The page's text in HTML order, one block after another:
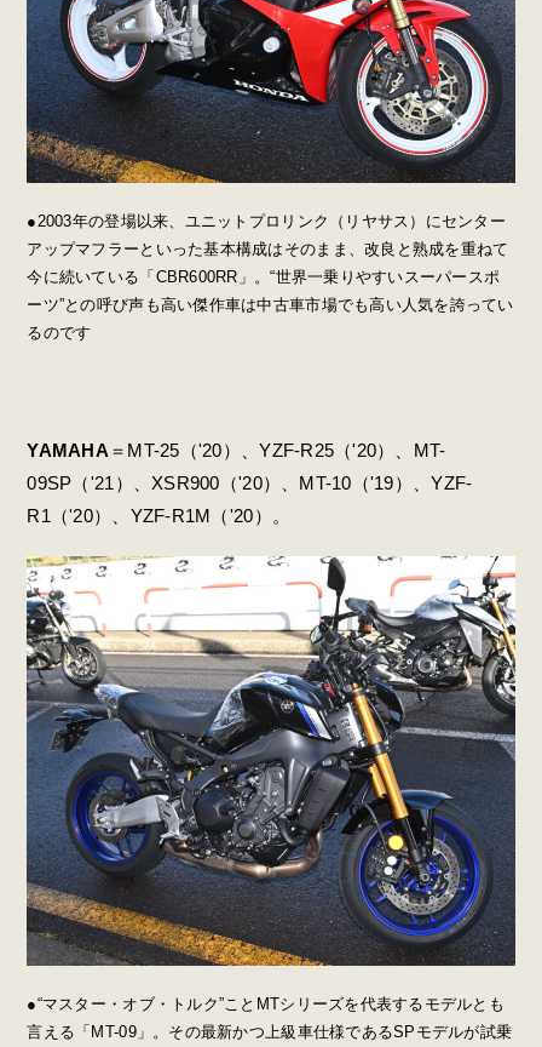
●2003年の登場以来、ユニットプロリンク（リヤサス）にセンター
アップマフラーといった基本構成はそのまま、改良と熟成を重ねて
今に続いている「CBR600RR」。“世界一乗りやすいスーパースポ
ーツ”との呼び声も高い傑作車は中古車市場でも高い人気を誇ってい
るのです
YAMAHA＝MT-25（'20）、YZF-R25（'20）、MT-
09SP（'21）、XSR900（'20）、MT-10（'19）、YZF-
R1（'20）、YZF-R1M（'20）。
●“マスター・オブ・トルク”ことMTシリーズを代表するモデルとも
言える「MT-09」。その最新かつ上級車仕様であるSPモデルが試乗